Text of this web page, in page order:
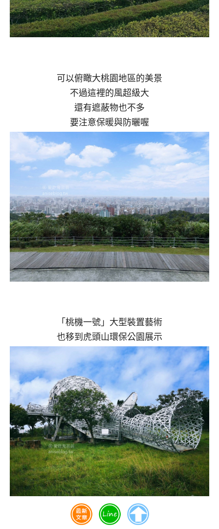
可以俯瞰大桃園地區的美景
不過這裡的風超級大
還有遮蔽物也不多
要注意保暖與防曬喔
「桃機一號」大型裝置藝術
也移到虎頭山環保公園展示